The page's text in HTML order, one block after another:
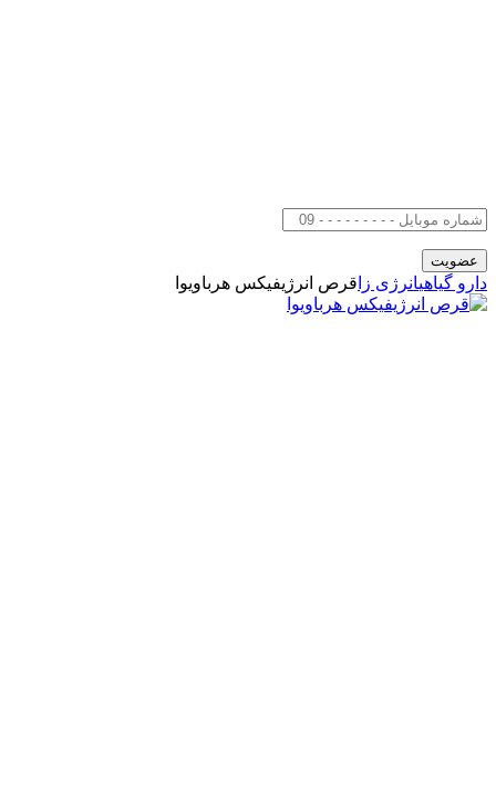
دارو گیاهیانرژی زا قرص انرژیفیکس هرباویوا